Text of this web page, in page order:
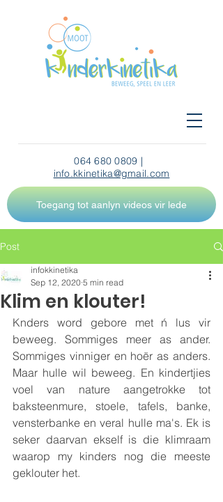
064 680 0809 |
info.kkinetika@gmail.com
Toegang tot aanlyn videos vir lede
Post
Klim en klouter!
infokkinetika
Sep 12, 2020 5 min read
Knders word gebore met ń lus vir
beweeg. Sommiges meer as ander.
Sommiges vinniger en hoër as anders.
Maar hulle wil beweeg. En kindertjies
voel van nature aangetrokke tot
baksteenmure, stoele, tafels, banke,
vensterbanke en veral hulle ma's. Ek is
seker daarvan ekself is die klimraam
waarop my kinders nog die meeste
geklouter het.